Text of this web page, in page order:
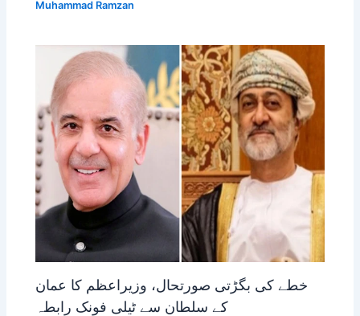
Muhammad Ramzan
خطے کی بگڑتی صورتحال، وزیراعظم کا عمان
کے سلطان سے ٹیلی فونک رابطہ